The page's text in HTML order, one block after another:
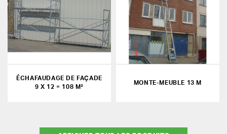
ÉCHAFAUDAGE DE FAÇADE
9 X 12 = 108 M²
MONTE-MEUBLE 13 M